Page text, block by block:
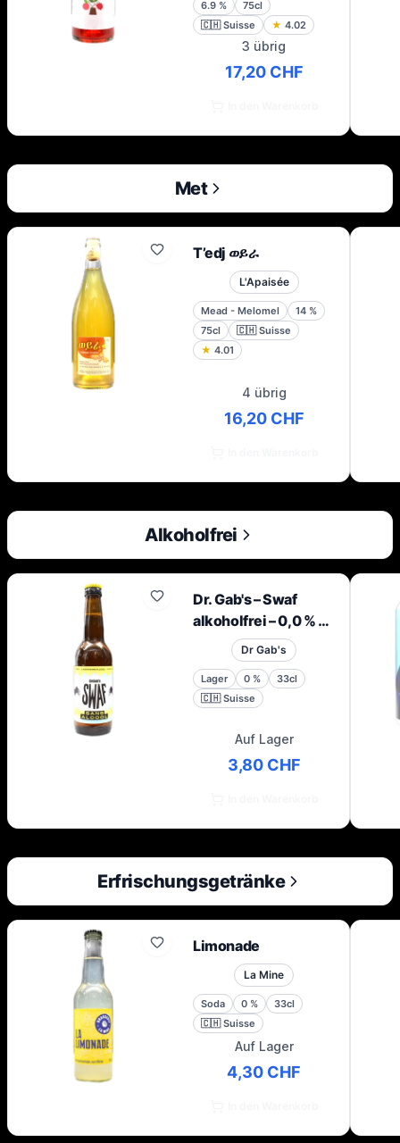
6.9 %
75cl
🇨🇭 Suisse ★ 4.02
3 übrig
17,20 CHF
Met
T’edj ወይራ
L'Apaisée
Mead - Melomel 14 %
75cl
🇨🇭 Suisse
★ 4.01
4 übrig
16,20 CHF
Alkoholfrei
Dr. Gab's – Swaf
alkoholfrei – 0,0 % –
33 cl – BteDr Gab's
Lager 0 %
33cl
🇨🇭 Suisse
Auf Lager
3,80 CHF
Erfrischungsgetränke
Limonade
La Mine
Soda 0 %
33cl
🇨🇭 Suisse
Auf Lager
4,30 CHF